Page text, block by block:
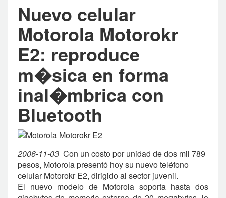
Nuevo celular
Motorola Motorokr
E2: reproduce
m�sica en forma
inal�mbrica con
Bluetooth
2006-11-03 Con un costo por unidad de dos mil 789
pesos, Motorola presentó hoy su nuevo teléfono
celular Motorokr E2, dirigido al sector juvenil.
El nuevo modelo de Motorola soporta hasta dos